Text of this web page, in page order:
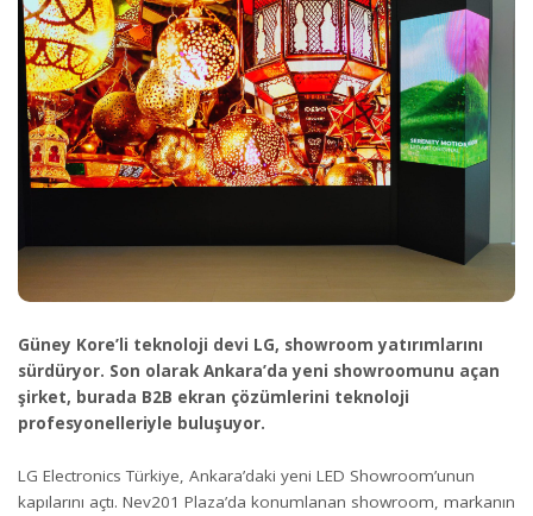
Güney Kore’li teknoloji devi LG, showroom yatırımlarını
sürdüryor. Son olarak Ankara’da yeni showroomunu açan
şirket, burada B2B ekran çözümlerini teknoloji
profesyonelleriyle buluşuyor.
LG Electronics Türkiye, Ankara’daki yeni LED Showroom’unun
kapılarını açtı. Nev201 Plaza’da konumlanan showroom, markanın